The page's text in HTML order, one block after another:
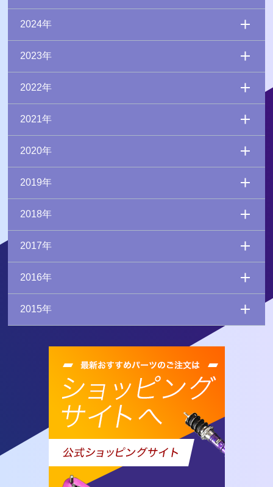
2024年
2023年
2022年
2021年
2020年
2019年
2018年
2017年
2016年
2015年